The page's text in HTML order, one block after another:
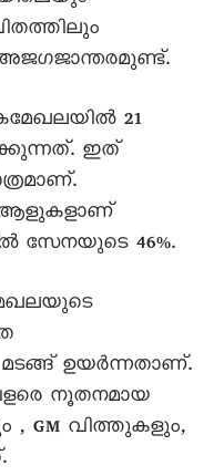
21
ഇത്
ആളുകളാണ്
സേനയുടെ 46%.
മടങ്ങ് ഉയർന്നതാണ്.
നൂതനമായ
, GM വിത്തുകളും,